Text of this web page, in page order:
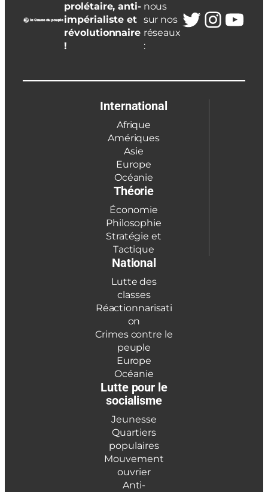
prolétaire, anti-
impérialiste et
révolutionnaire
!
nous
sur nos
réseaux
:
Twitter
International
Afrique
Amériques
Asie
Europe
Océanie
Théorie
Économie
Philosophie
Stratégie et
Tactique
National
Lutte des
classes
Réactionnarisati
on
Crimes contre le
peuple
Europe
Océanie
Lutte pour le
socialisme
Jeunesse
Quartiers
populaires
Mouvement
ouvrier
Anti-